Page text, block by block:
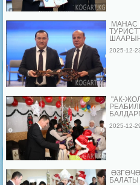
МАНАС
2025-12-
"АК-
2025-12-